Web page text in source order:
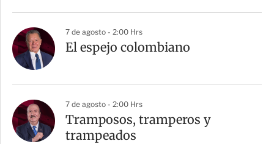
7 de agosto - 2:00 Hrs
El espejo colombiano
7 de agosto - 2:00 Hrs
Tramposos, tramperos y
trampeados